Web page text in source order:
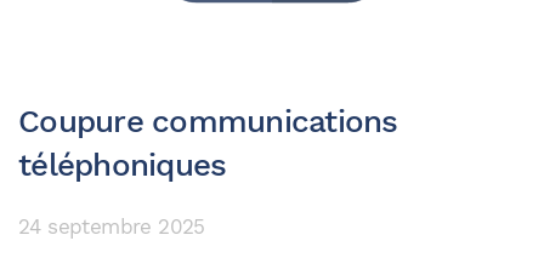
Coupure communications
téléphoniques
24 septembre 2025